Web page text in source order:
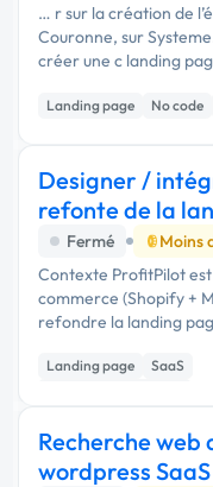
… r sur la création de
Couronne, sur
créer une c landing
et orientée
l’offre …
Landing page No code
Designer /
refonte de la
SaaS
Fermé Moins
Contexte ProfitPilot
commerce (Shopify +
refondre la landing
visiteurs en
rapide et …
Landing page
SaaS
Recherche web
wordpress SaaS